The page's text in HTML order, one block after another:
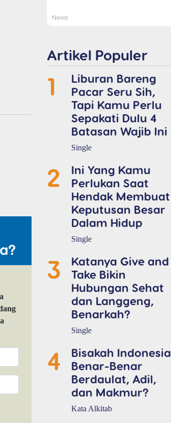
News
Artikel Populer
1
Liburan Bareng
Pacar Seru Sih,
Tapi Kamu Perlu
Sepakati Dulu 4
Batasan Wajib Ini
Single
2
Ini Yang Kamu
Perlukan Saat
Hendak Membuat
Keputusan Besar
Dalam Hidup
Single
3
Katanya Give and
Take Bikin
Hubungan Sehat
dan Langgeng,
Benarkah?
Single
4
Bisakah Indonesia
Benar-Benar
Berdaulat, Adil,
dan Makmur?
Kata Alkitab